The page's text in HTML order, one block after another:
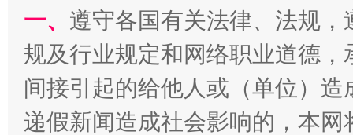
千年窑火 生生不息
一、 遵守各国有关法律、法规
规及行业规定和网络职业道德
间接引起的给他人或（单位）
递假新闻造成社会影响的，本